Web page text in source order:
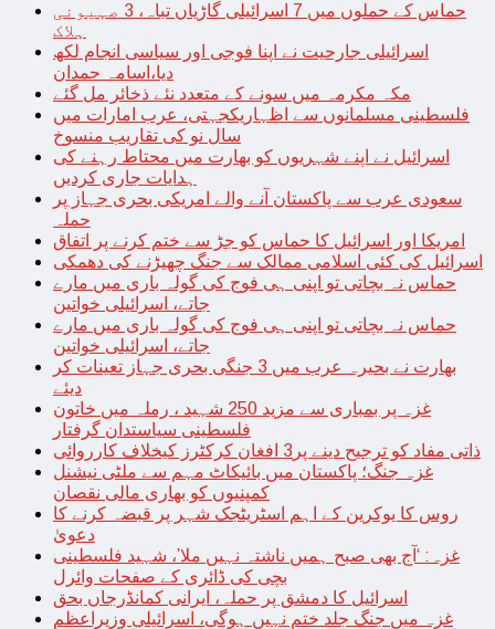
حماس کے حملوں میں 7 اسرائیلی گاڑیاں تباہ، 3 صہیونی
ہلاک
اسرائیلی جارحیت نے اپنا فوجی اور سیاسی انجام لکھ
دیا،اسامہ حمدان
مکہ مکرمہ میں سونے کے متعدد نئے ذخائر مل گئے
فلسطینی مسلمانوں سے اظہاریکجہتی، عرب امارات میں
سال نو کی تقاریب منسوخ
اسرائیل نے اپنے شہریوں کو بھارت میں محتاط رہنے کی
ہدایات جاری کردیں
سعودی عرب سے پاکستان آنے والے امریکی بحری جہاز پر
حملہ
امریکا اور اسرائیل کا حماس کو جڑ سے ختم کرنے پر اتفاق
اسرائیل کی کئی اسلامی ممالک سے جنگ چھیڑنے کی دھمکی
حماس نہ بچاتی تو اپنی ہی فوج کی گولہ باری میں مارے
جاتے، اسرائیلی خواتین
حماس نہ بچاتی تو اپنی ہی فوج کی گولہ باری میں مارے
جاتے، اسرائیلی خواتین
بھارت نے بحیرہ عرب میں 3 جنگی بحری جہاز تعینات کر
دیئے
غزہ پر بمباری سے مزید 250 شہید ، رملہ میں خاتون
فلسطینی سیاستدان گرفتار
ذاتی مفاد کو ترجیح دینے پر3 افغان کرکٹرز کیخلاف کارروائی
غزہ جنگ؛ پاکستان میں بائیکاٹ مہم سے ملٹی نیشنل
کمپنیوں کو بھاری مالی نقصان
روس کا یوکرین کے اہم اسٹریٹجک شہر پر قبضہ کرنے کا
دعویٰ
غزہ: ‘آج بھی صبح ہمیں ناشتہ نہیں ملا’، شہید فلسطینی
بچی کی ڈائری کے صفحات وائرل
اسرائیل کا دمشق پر حملہ، ایرانی کمانڈرجاں بحق
غزہ میں جنگ جلد ختم نہیں ہوگی، اسرائیلی وزیراعظم